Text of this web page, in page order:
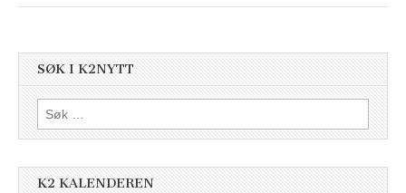
SØK I K2NYTT
Søk
etter:
K2 KALENDEREN